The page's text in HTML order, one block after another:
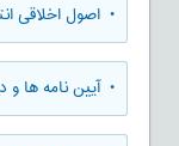
• اصول اخلاقی
• آیین نامه ها و